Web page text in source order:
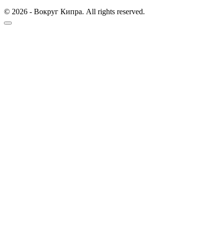
© 2026 - Вокруг Кипра. All rights reserved.